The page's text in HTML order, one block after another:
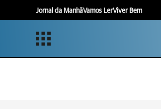
Jornal da ManhãVamos LerViver Bem